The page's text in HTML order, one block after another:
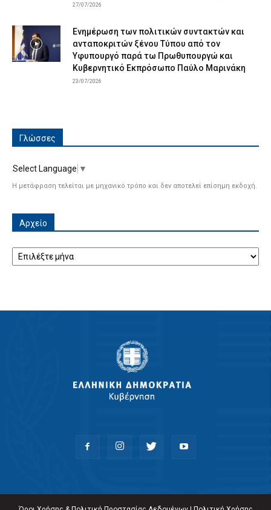
27/07/2026
Ενημέρωση των πολιτικών συντακτών και
ανταποκριτών ξένου Τύπου από τον
Υφυπουργό παρά τω Πρωθυπουργώ και
Κυβερνητικό Εκπρόσωπο Παύλο Μαρινάκη
23/07/2026
Γλώσσες
Select Language ▼
Η μετάφραση τελείται με μηχανικό τρόπο και δεν αποτελεί επίσημη εκδοχή.
Αρχείο
Αρχείο